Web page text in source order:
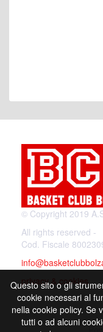
© Copyright 2019
All rights reserved -
Cod. Fiscale
privacy & cookies
Questo sito o gli
cookie necessari al
nella cookie policy. Se
tutti o ad alcuni